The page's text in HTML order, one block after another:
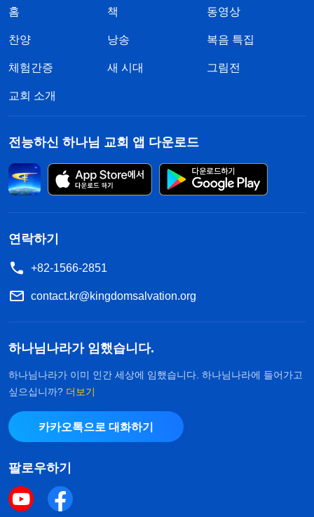
홈 책 동영상
찬양 낭송 복음 특집
체험간증 새 시대 그림전
교회 소개
전능하신 하나님 교회 앱 다운로드
연락하기
+82-1566-2851
contact.kr@kingdomsalvation.org
하나님나라가 임했습니다.
하나님나라가 이미 인간 세상에 임했습니다. 하나님나라에 들어가고
싶으십니까? 더보기
카카오톡으로 대화하기
팔로우하기